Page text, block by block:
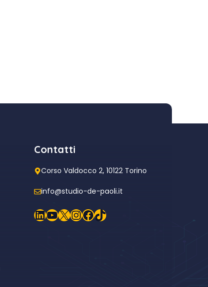
Contatti
Corso Valdocco 2, 10122 Torino
info@studio-de-paoli.it
LinkedIn
YouTube
X Instagram
Facebook
TikTok